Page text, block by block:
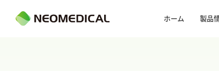
ホーム 製品